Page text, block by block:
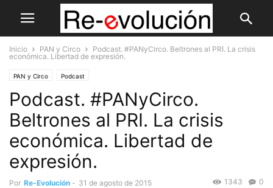
Inicio PAN y Circo
Podcast. #PANyCirco. Beltrones al PRI. La crisis
económica. Libertad de expresión.
PAN y Circo Podcast
Podcast. #PANyCirco.
Beltrones al PRI. La crisis
económica. Libertad de
expresión.
Por Re-Evolución - 31 de agosto de 2015 0
1343